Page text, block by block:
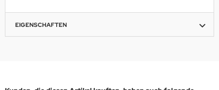
EIGENSCHAFTEN